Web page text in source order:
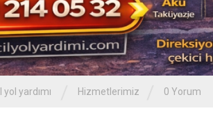
yol yardımı Hizmetlerimiz 0 Yorum